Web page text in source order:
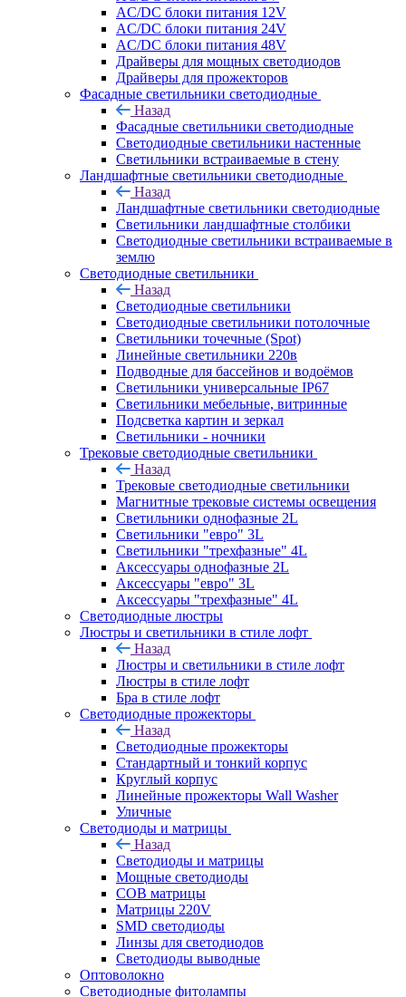
AC/DC блоки питания 12V
AC/DC блоки питания 24V
AC/DC блоки питания 48V
Драйверы для мощных светодиодов
Драйверы для прожекторов
Фасадные светильники светодиодные
Назад
Фасадные светильники светодиодные
Светодиодные светильники настенные
Светильники встраиваемые в стену
Ландшафтные светильники светодиодные
Назад
Ландшафтные светильники светодиодные
Светильники ландшафтные столбики
Светодиодные светильники встраиваемые в
землю
Светодиодные светильники
Назад
Светодиодные светильники
Светодиодные светильники потолочные
Светильники точечные (Spot)
Линейные светильники 220в
Подводные для бассейнов и водоёмов
Светильники универсальные IP67
Светильники мебельные, витринные
Подсветка картин и зеркал
Светильники - ночники
Трековые светодиодные светильники
Назад
Трековые светодиодные светильники
Магнитные трековые системы освещения
Светильники однофазные 2L
Светильники "евро" 3L
Светильники "трехфазные" 4L
Аксессуары однофазные 2L
Аксессуары "евро" 3L
Аксессуары "трехфазные" 4L
Светодиодные люстры
Люстры и светильники в стиле лофт
Назад
Люстры и светильники в стиле лофт
Люстры в стиле лофт
Бра в стиле лофт
Светодиодные прожекторы
Назад
Светодиодные прожекторы
Стандартный и тонкий корпус
Круглый корпус
Линейные прожекторы Wall Washer
Уличные
Светодиоды и матрицы
Назад
Светодиоды и матрицы
Мощные светодиоды
COB матрицы
Матрицы 220V
SMD светодиоды
Линзы для светодиодов
Светодиоды выводные
Оптоволокно
Светодиодные фитолампы